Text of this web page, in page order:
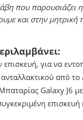
που παρουσιάζει
και στην
για να
από
Galaxy J6
επισκευή